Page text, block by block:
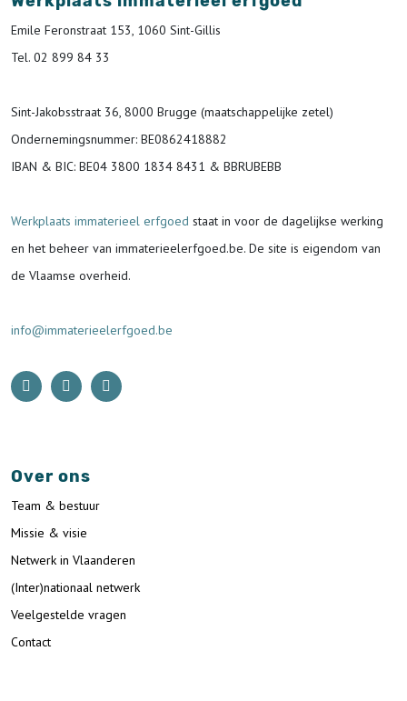
Emile Feronstraat 153, 1060 Sint-Gillis
Tel. 02 899 84 33
Sint-Jakobsstraat 36, 8000 Brugge (maatschappelijke zetel)
Ondernemingsnummer: BE0862418882
IBAN & BIC: BE04 3800 1834 8431 & BBRUBEBB
Werkplaats immaterieel erfgoed staat in voor de dagelijkse werking
en het beheer van immaterieelerfgoed.be. De site is eigendom van
de Vlaamse overheid.
info@immaterieelerfgoed.be
Over ons
Team & bestuur
Missie & visie
Netwerk in Vlaanderen
(Inter)nationaal netwerk
Veelgestelde vragen
Contact